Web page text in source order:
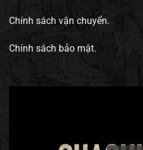
Chính sách vận chuyển.
Chính sách bảo mật.